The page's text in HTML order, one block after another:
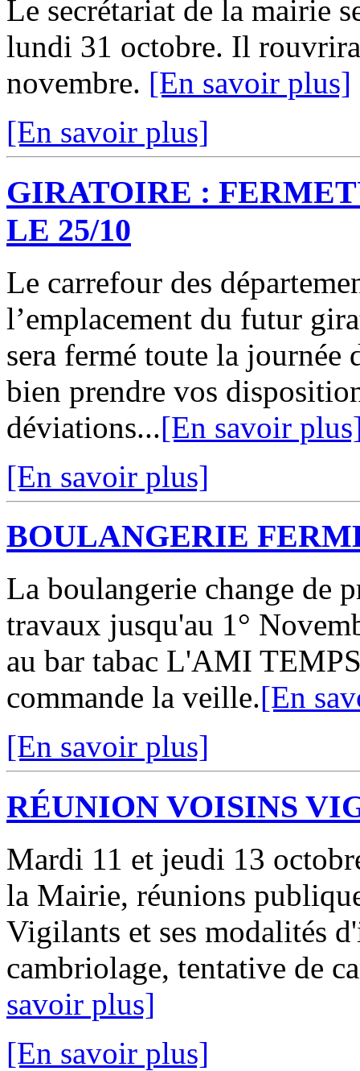
Le secrétariat de la mairie
lundi 31 octobre. Il
novembre. [En savoir plus]
[En savoir plus]
GIRATOIRE :
LE 25/10
Le carrefour des
l’emplacement du futur
sera fermé toute la
bien prendre vos
déviations...[En savoir
[En savoir plus]
BOULANGERIE
La boulangerie change de
travaux jusqu'au 1°
au bar tabac L'AMI
commande la veille.[En
[En savoir plus]
RÉUNION VOISINS
Mardi 11 et jeudi 13
la Mairie, réunions
Vigilants et ses modalités
cambriolage, tentative de
savoir plus]
[En savoir plus]